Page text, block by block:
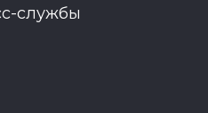
службы